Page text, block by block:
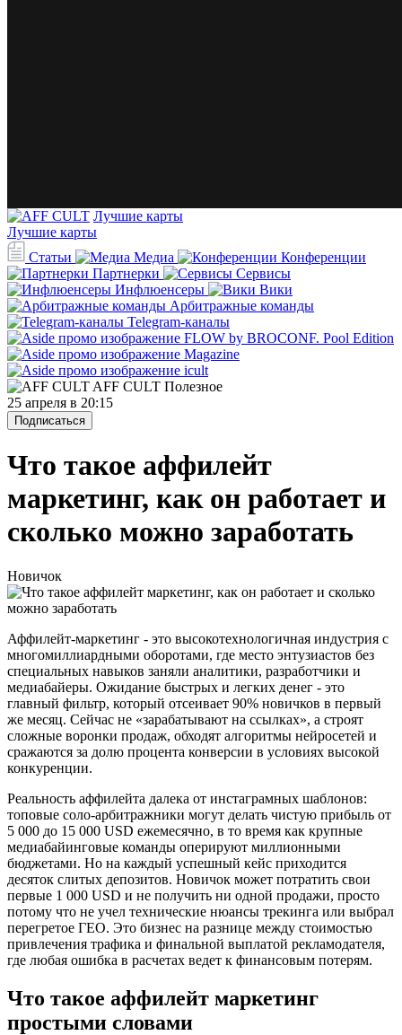
Лучшие карты
Лучшие карты
Статьи
Медиа
Конференции
Партнерки
Сервисы
Инфлюенсеры
Вики
Арбитражные команды
Telegram-каналы
AFF CULT Полезное
25 апреля в 20:15
Подписаться
Что такое аффилейт
маркетинг, как он работает и
сколько можно заработать
Новичок
Аффилейт-маркетинг - это высокотехнологичная индустрия с
многомиллиардными оборотами, где место энтузиастов без
специальных навыков заняли аналитики, разработчики и
медиабайеры. Ожидание быстрых и легких денег - это
главный фильтр, который отсеивает 90% новичков в первый
же месяц. Сейчас не «зарабатывают на ссылках», а строят
сложные воронки продаж, обходят алгоритмы нейросетей и
сражаются за долю процента конверсии в условиях высокой
конкуренции.
Реальность аффилейта далека от инстаграмных шаблонов:
топовые соло-арбитражники могут делать чистую прибыль от
5 000 до 15 000 USD ежемесячно, в то время как крупные
медиабайинговые команды оперируют миллионными
бюджетами. Но на каждый успешный кейс приходится
десяток слитых депозитов. Новичок может потратить свои
первые 1 000 USD и не получить ни одной продажи, просто
потому что не учел технические нюансы трекинга или выбрал
перегретое ГЕО. Это бизнес на разнице между стоимостью
привлечения трафика и финальной выплатой рекламодателя,
где любая ошибка в расчетах ведет к финансовым потерям.
Что такое аффилейт маркетинг
простыми словами